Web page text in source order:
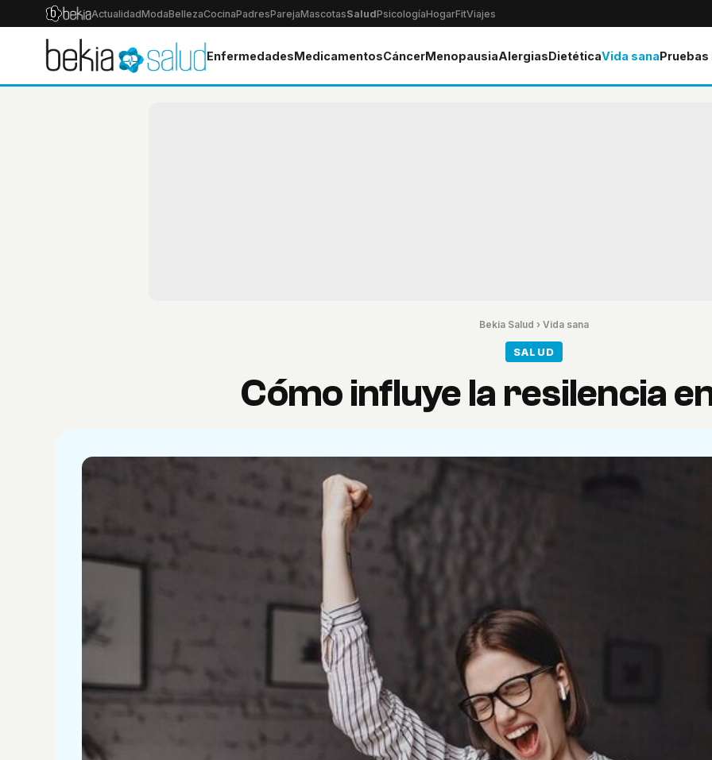
ActualidadModaBellezaCocinaPadresParejaMascotasSaludPsicologíaHogarFitViajes
EnfermedadesMedicamentosCáncerMenopausiaAlergiasDietéticaVida sana
Bekia Salud › Vida sana
SALUD
Cómo influye la resilencia